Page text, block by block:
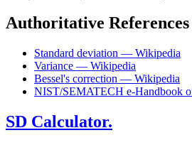
Authoritative References
Standard deviation — Wikipedia
Variance — Wikipedia
Bessel's correction — Wikipedia
NIST/SEMATECH e-Handbook
SD Calculator.